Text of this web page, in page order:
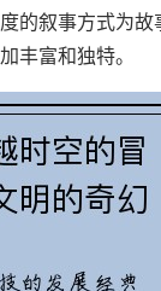
的叙事方式为
丰富和独特。